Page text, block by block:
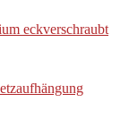
eckverschraubt